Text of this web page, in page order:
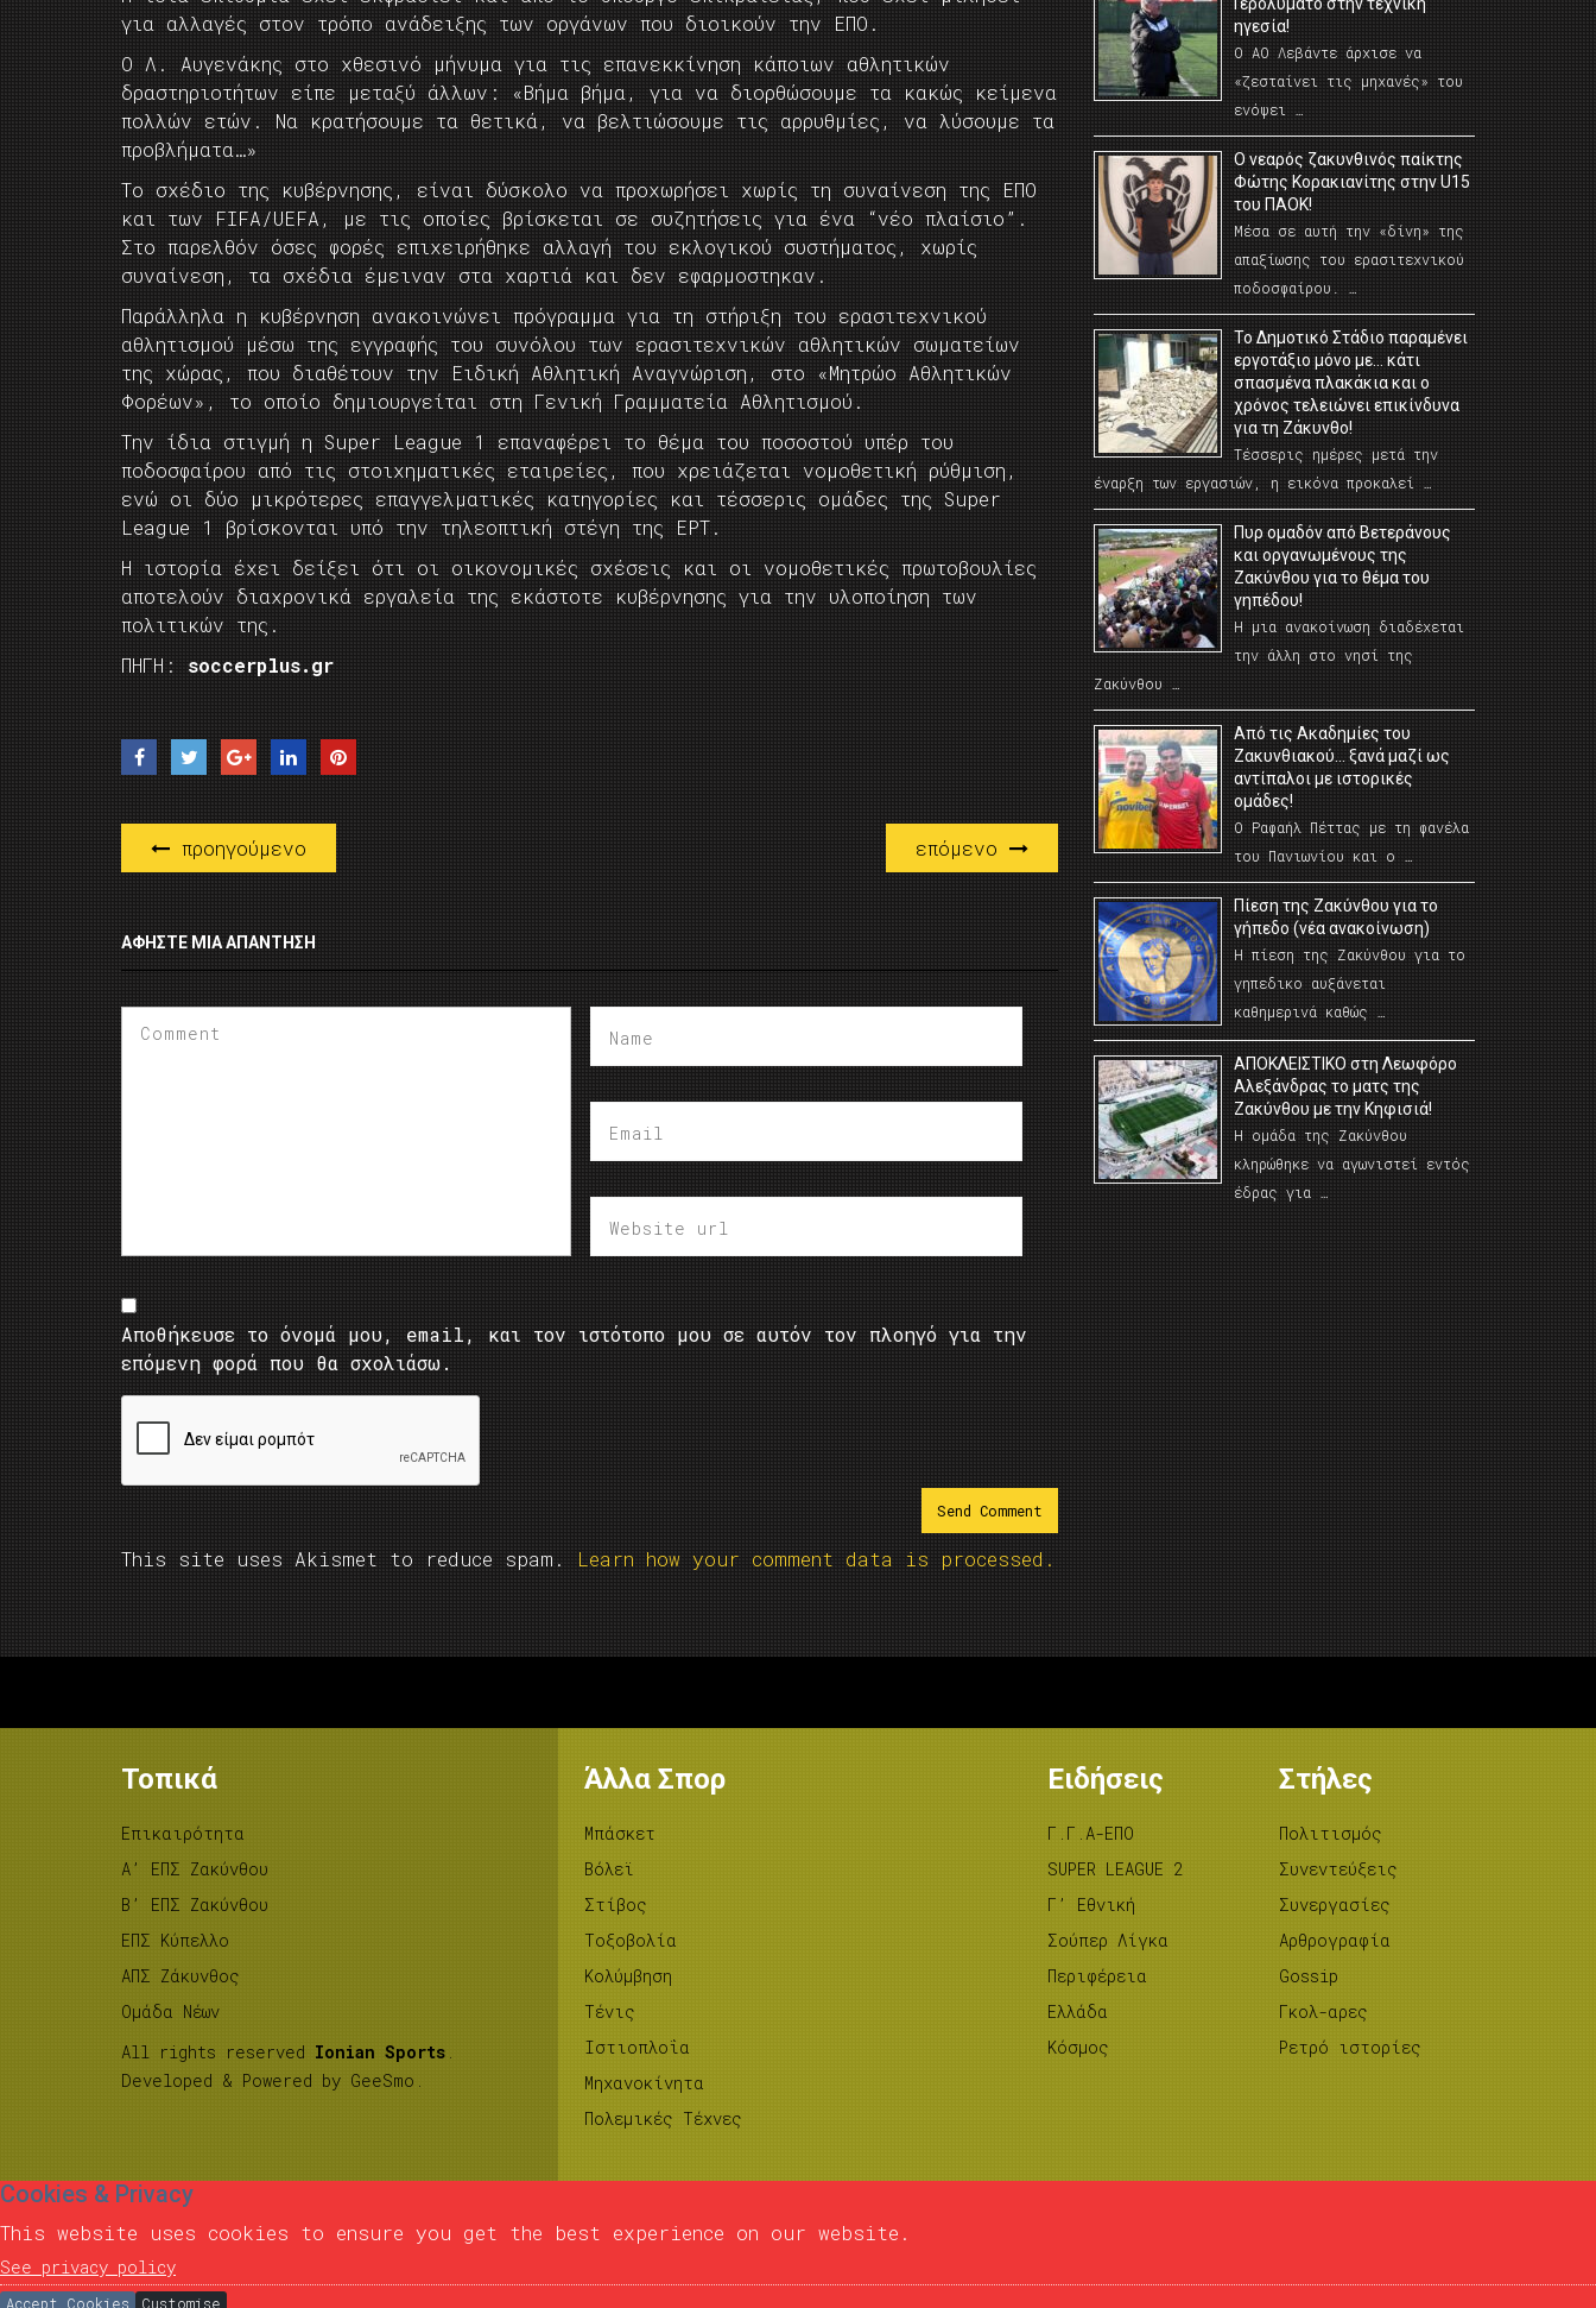
για αλλαγές στον τρόπο ανάδειξης των οργάνων που διοικούν την ΕΠΟ.
Ο Λ. Αυγενάκης στο χθεσινό μήνυμα για τις επανεκκίνηση κάποιων αθλητικών
δραστηριοτήτων είπε μεταξύ άλλων: «Βήμα βήμα, για να διορθώσουμε τα κακώς κείμενα
πολλών ετών. Να κρατήσουμε τα θετικά, να βελτιώσουμε τις αρρυθμίες, να λύσουμε τα
προβλήματα…»
Το σχέδιο της κυβέρνησης, είναι δύσκολο να προχωρήσει χωρίς τη συναίνεση της ΕΠΟ
και των FIFA/UEFA, με τις οποίες βρίσκεται σε συζητήσεις για ένα “νέο πλαίσιο”.
Στο παρελθόν όσες φορές επιχειρήθηκε αλλαγή του εκλογικού συστήματος, χωρίς
συναίνεση, τα σχέδια έμειναν στα χαρτιά και δεν εφαρμοστηκαν.
Παράλληλα η κυβέρνηση ανακοινώνει πρόγραμμα για τη στήριξη του ερασιτεχνικού
αθλητισμού μέσω της εγγραφής του συνόλου των ερασιτεχνικών αθλητικών σωματείων
της χώρας, που διαθέτουν την Ειδική Αθλητική Αναγνώριση, στο «Μητρώο Αθλητικών
Φορέων», το οποίο δημιουργείται στη Γενική Γραμματεία Αθλητισμού.
Την ίδια στιγμή η Super League 1 επαναφέρει το θέμα του ποσοστού υπέρ του
ποδοσφαίρου από τις στοιχηματικές εταιρείες, που χρειάζεται νομοθετική ρύθμιση,
ενώ οι δύο μικρότερες επαγγελματικές κατηγορίες και τέσσερις ομάδες της Super
League 1 βρίσκονται υπό την τηλεοπτική στέγη της ΕΡΤ.
Η ιστορία έχει δείξει ότι οι οικονομικές σχέσεις και οι νομοθετικές πρωτοβουλίες
αποτελούν διαχρονικά εργαλεία της εκάστοτε κυβέρνησης για την υλοποίηση των
πολιτικών της.
ΠΗΓΗ: soccerplus.gr
προηγούμενο επόμενο
ΑΦΉΣΤΕ ΜΙΑ ΑΠΆΝΤΗΣΗ
Αποθήκευσε το όνομά μου, email, και τον ιστότοπο μου σε αυτόν τον πλοηγό για την
επόμενη φορά που θα σχολιάσω.
This site uses Akismet to reduce spam. Learn how your comment data is processed.
ηγεσία!
Ο ΑΟ Λεβάντε άρχισε να
«ζεσταίνει τις μηχανές» του
ενόψει …
O νεαρός ζακυνθινός παίκτης
Φώτης Κορακιανίτης στην U15
του ΠΑΟΚ!
Μέσα σε αυτή την «δίνη» της
απαξίωσης του ερασιτεχνικού
ποδοσφαίρου. …
Το Δημοτικό Στάδιο παραμένει
εργοτάξιο μόνο με… κάτι
σπασμένα πλακάκια και ο
χρόνος τελειώνει επικίνδυνα
για τη Ζάκυνθο!
Τέσσερις ημέρες μετά την
έναρξη των εργασιών, η εικόνα προκαλεί …
Πυρ ομαδόν από Βετεράνους
και οργανωμένους της
Ζακύνθου για το θέμα του
γηπέδου!
Η μια ανακοίνωση διαδέχεται
την άλλη στο νησί της
Ζακύνθου …
Από τις Ακαδημίες του
Ζακυνθιακού… ξανά μαζί ως
αντίπαλοι με ιστορικές
ομάδες!
Ο Ραφαήλ Πέττας με τη φανέλα
του Πανιωνίου και ο …
Πίεση της Ζακύνθου για το
γήπεδο (νέα ανακοίνωση)
Η πίεση της Ζακύνθου για το
γηπεδικο αυξάνεται
καθημερινά καθώς …
AΠΟΚΛΕΙΣΤΙΚΟ στη Λεωφόρο
Αλεξάνδρας το ματς της
Ζακύνθου με την Κηφισιά!
Η ομάδα της Ζακύνθου
κληρώθηκε να αγωνιστεί εντός
έδρας για …
Τοπικά
Επικαιρότητα
A’ ΕΠΣ Ζακύνθου
B’ ΕΠΣ Ζακύνθου
ΕΠΣ Κύπελλο
ΑΠΣ Ζάκυνθος
Ομάδα Νέων
All rights reserved Ionian Sports .
Developed & Powered by GeeSmo .
Άλλα Σπορ
Μπάσκετ
Βόλεϊ
Στίβος
Tοξοβολία
Κολύμβηση
Τένις
Ιστιοπλοΐα
Μηχανοκίνητα
Πολεμικές Τέχνες
Ειδήσεις
Γ.Γ.Α-ΕΠΟ
SUPER LEAGUE 2
Γ’ Εθνική
Σούπερ Λίγκα
Περιφέρεια
Ελλάδα
Κόσμος
Στήλες
Πολιτισμός
Συνεντεύξεις
Συνεργασίες
Αρθρογραφία
Gossip
Γκολ-αρες
Ρετρό ιστορίες
Cookies & Privacy
This website uses cookies to ensure you get the best experience on our website.
See privacy policy
Accept Cookies Customise